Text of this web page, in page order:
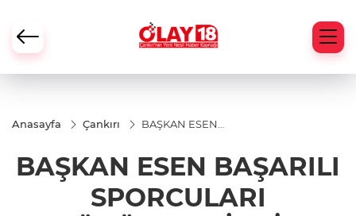
Anasayfa Çankırı
BAŞKAN ESEN
ÖDÜLLENDİRDİ
BAŞKAN ESEN BAŞARILI
SPORCULARI